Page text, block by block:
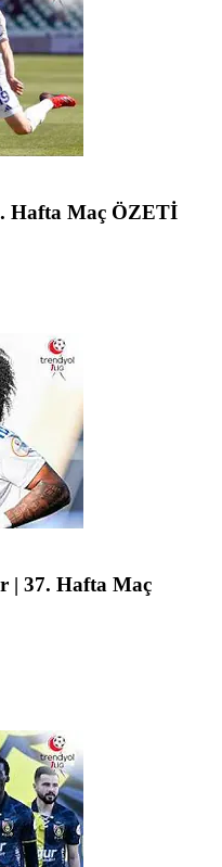
Hafta Maç ÖZETİ
| 37. Hafta Maç